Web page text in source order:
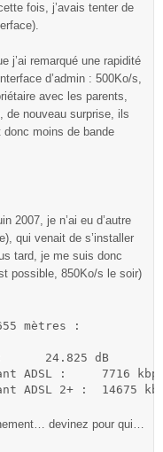
fois, j’avais tenter de
j’ai remarqué une rapidité
d’admin : 500Ko/s,
avec les parents,
de nouveau surprise, ils
moins de bande
2007, je n’ai eu d’autre
qui venait de s’installer
tard, je me suis donc
possible, 850Ko/s le soir)
(965 ko/s)
[Estimation] Débit
devinez pour qui…